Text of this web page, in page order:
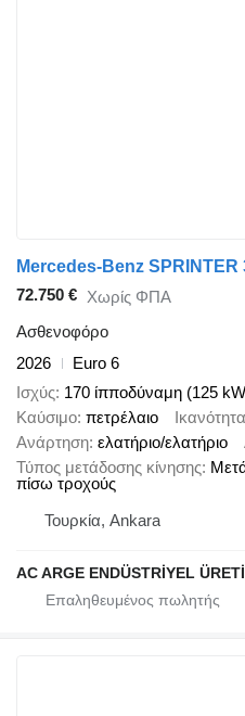
Mercedes-Benz SPRINTER
72.750 € Χωρίς ΦΠΑ
Ασθενοφόρο
2026
Euro 6
Ισχύς 170 ίπποδύναμη (125
Καύσιμο πετρέλαιο
Ανάρτηση ελατήριο/ελατήριο
Τύπος μετάδοσης κίνησης
πίσω τροχούς
Τουρκία, Ankara
AC ARGE ENDÜSTRİYEL